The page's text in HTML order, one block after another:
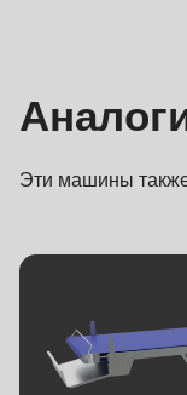
Эти машины также